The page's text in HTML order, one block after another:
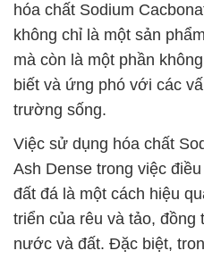
hóa chất Sodium
không chỉ là một sản
mà còn là một phần
biết và ứng phó với các
trường sống.
Việc sử dụng hóa chất
Ash Dense trong việc
đất đá là một cách hiệu
triển của rêu và tảo,
nước và đất. Đặc biệt,